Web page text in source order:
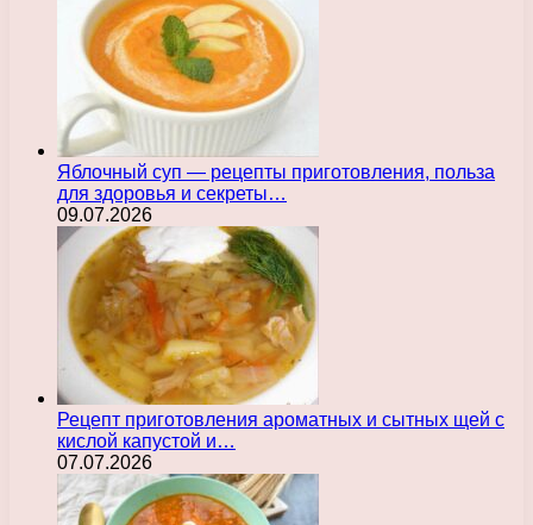
Яблочный суп — рецепты приготовления, польза
для здоровья и секреты…
09.07.2026
Рецепт приготовления ароматных и сытных щей с
кислой капустой и…
07.07.2026